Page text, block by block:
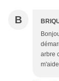
B
arbre